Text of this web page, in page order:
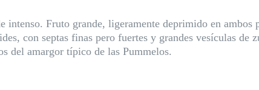
intenso. Fruto grande, ligeramente deprimido en
con septas finas pero fuertes y grandes vesículas de
del amargor típico de las Pummelos.